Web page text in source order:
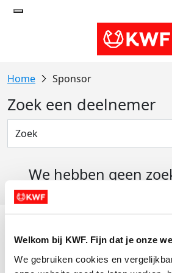
Welkom bij KWF. Fijn dat je onze
We gebruiken cookies en
Sponsor
Zoek een deelnemer
We hebben geen
Actiematerialen
Evenementen